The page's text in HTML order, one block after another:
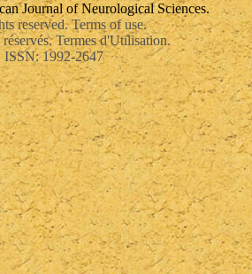
Journal of Neurological Sciences.
reserved. Terms of use.
Termes d'Utilisation.
ISSN: 1992-2647